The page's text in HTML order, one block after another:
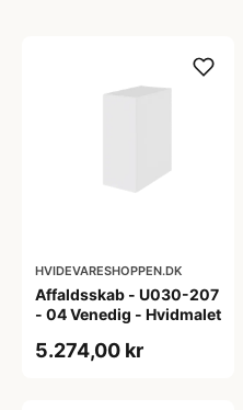
HVIDEVARESHOPPEN.DK
Affaldsskab - U030-207
- 04 Venedig - Hvidmalet
5.274,00 kr